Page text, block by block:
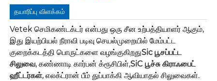
தயாரிப்பு விளக்கம்
Vetek செமிகண்டக்டர் என்பது ஒரு சீன உற்பத்தியாளர் ஆகும்,
இது இயற்பியல் நீராவி படிவு செயல்முறையில் மேம்பட்ட
குறைக்கடத்தி பொருட்களை வழங்குகிறதுSic பூசப்பட்ட
சிலுவை, கண்ணாடி கார்பன் க்ரூசிபிள்,SiC பூச்சு கிராஃபைட்
ஹீட்டர்கள், எலக்ட்ரான் பீம் துப்பாக்கி ஆவியாதல் சிலுவைகள்.